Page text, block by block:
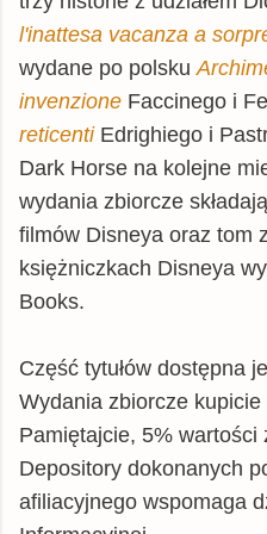
l'inattesa vacanza a
wydane po polsku
invenzione Faccinego i
reticentiEdrighiego i
Dark Horse na kolejne
wydania zbiorcze
filmów Disneya oraz tom
księżniczkach Disneya
Books.
Część tytułów dostępna
Wydania zbiorcze kupicie
Pamiętajcie, 5% wartości
Depository dokonanych
afiliacyjnego wspomaga